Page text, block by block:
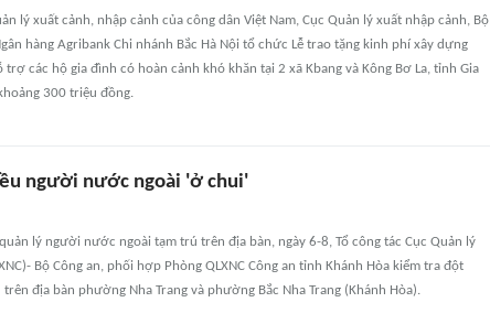
lý xuất cảnh, nhập cảnh của công dân Việt Nam, Cục Quản lý xuất nhập cảnh, Bộ
hàng Agribank Chi nhánh Bắc Hà Nội tổ chức Lễ trao tặng kinh phí xây dựng
trợ các hộ gia đình có hoàn cảnh khó khăn tại 2 xã Kbang và Kông Bơ La, tỉnh Gia
300 triệu đồng.
người nước ngoài 'ở chui'
lý người nước ngoài tạm trú trên địa bàn, ngày 6-8, Tổ công tác Cục Quản lý
Bộ Công an, phối hợp Phòng QLXNC Công an tỉnh Khánh Hòa kiểm tra đột
địa bàn phường Nha Trang và phường Bắc Nha Trang (Khánh Hòa).